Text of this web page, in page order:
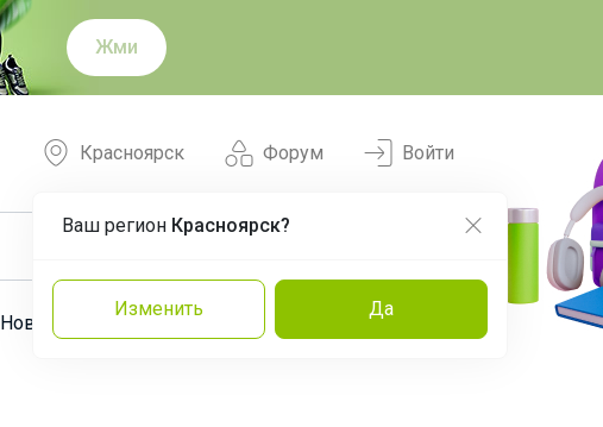
Жми
Форум
Красноярск
Ваш регион Красноярск?
Изменить Да
Войти
Новости Команда Эксперты